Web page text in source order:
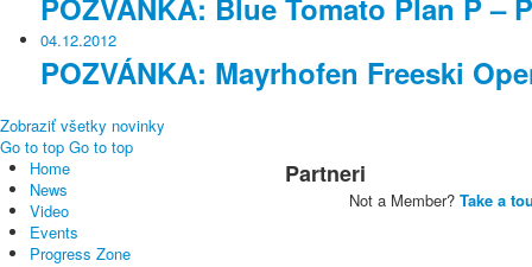
POZVÁNKA: Blue Tomato Plan P –
04.12.2012
POZVÁNKA: Mayrhofen Freeski
Zobraziť všetky novinky
Go to top Go to top
Home
News
Video
Events
Progress Zone
Partneri
Not a Member? Take a